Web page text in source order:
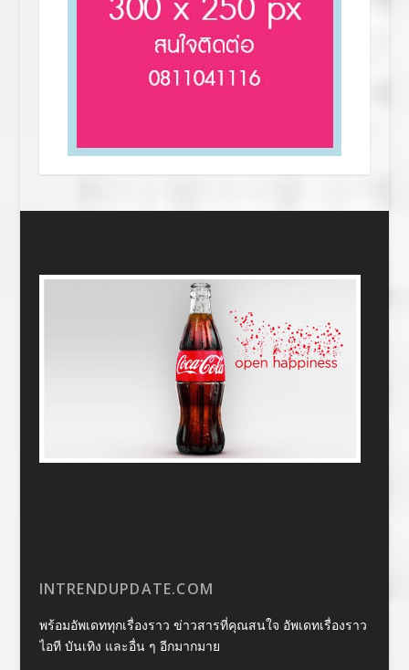
INTRENDUPDATE.COM
พร้อมอัพเดททุกเรื่องราว ข่าวสารที่คุณสนใจ อัพเดทเรื่องราว
ไอที บันเทิง และอื่น ๆ อีกมากมาย